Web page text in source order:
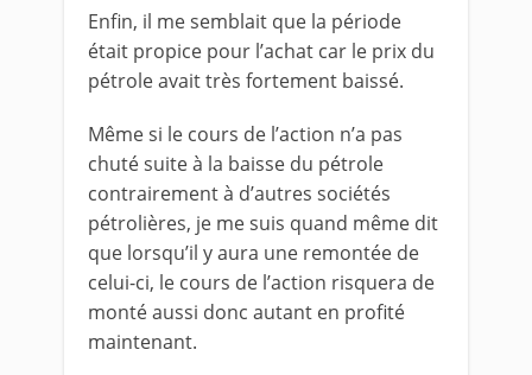
Enfin, il me semblait que la période
était propice pour l’achat car le prix du
pétrole avait très fortement baissé.
Même si le cours de l’action n’a pas
chuté suite à la baisse du pétrole
contrairement à d’autres sociétés
pétrolières, je me suis quand même dit
que lorsqu’il y aura une remontée de
celui-ci, le cours de l’action risquera de
monté aussi donc autant en profité
maintenant.